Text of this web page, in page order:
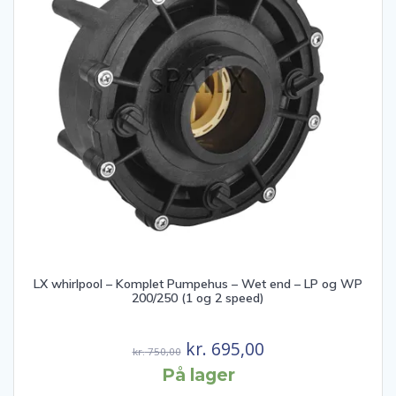
LX whirlpool – Komplet Pumpehus – Wet end – LP og WP
200/250 (1 og 2 speed)
kr.750,00 Den
oprindelige
kr. 695,00Den
På lager